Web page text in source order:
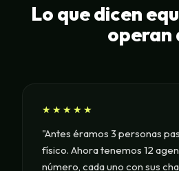
Lo que dicen
operan
★★★★★
"Antes éramos 3 personas
físico. Ahora tenemos 12
número, cada uno con sus